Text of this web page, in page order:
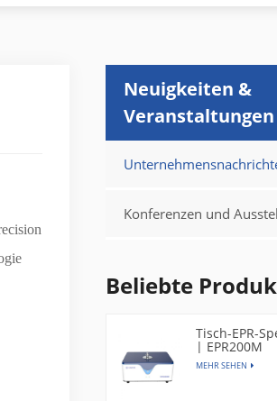
Neuigkeiten &
Veranstaltungen
Konferenzen und
Beliebte
Tisch-EPR-
| EPR200M
MEHR SEHEN